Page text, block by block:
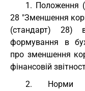
1. Положення
28 "Зменшення
(стандарт) 28)
формування в
про зменшення
фінансовій
2. Норми